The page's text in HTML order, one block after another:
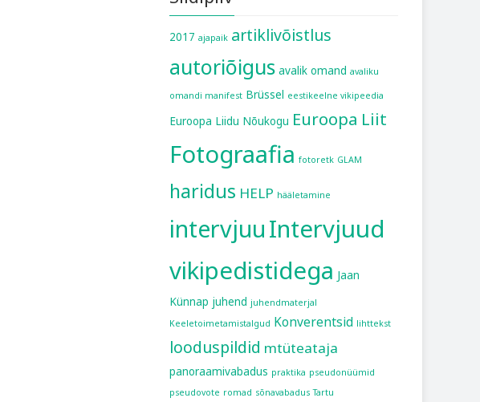
2017 ajapaik artiklivõistlus
autoriõigus avalik omand avaliku
omandi manifest Brüssel eestikeelne vikipeedia
Euroopa Liidu Nõukogu Euroopa Liit
Fotograafia fotoretk GLAM
haridus HELP hääletamine
intervjuuIntervjuud
vikipedistidega Jaan
Künnap juhend juhendmaterjal
Keeletoimetamistalgud Konverentsid lihttekst
looduspildid mtüteataja
panoraamivabadus praktika pseudonüümid
pseudovote romad sõnavabadus Tartu